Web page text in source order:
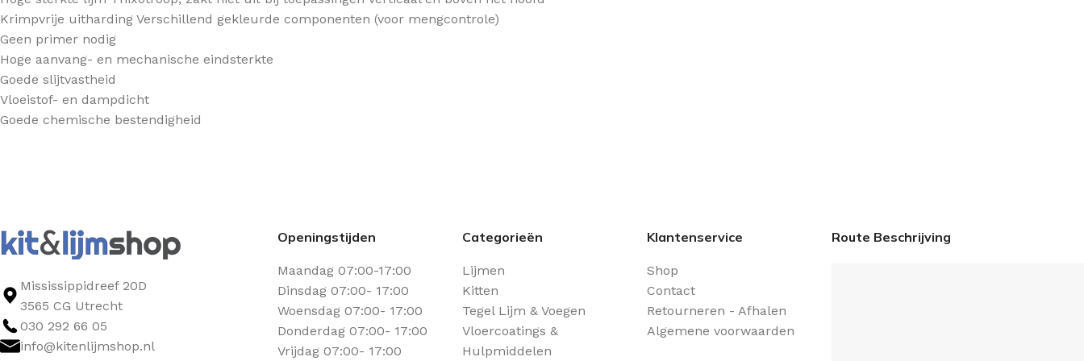
Krimpvrije uitharding Verschillend gekleurde componenten (voor mengcontrole)
Geen primer nodig
Hoge aanvang- en mechanische eindsterkte
Goede slijtvastheid
Vloeistof- en dampdicht
Goede chemische bestendigheid
Mississippidreef 20D
3565 CG Utrecht
030 292 66 05
info@kitenlijmshop.nl
Openingstijden
Maandag 07:00-17:00
Dinsdag 07:00- 17:00
Woensdag 07:00- 17:00
Donderdag 07:00- 17:00
Vrijdag 07:00- 17:00
Categorieën
Lijmen
Kitten
Tegel Lijm & Voegen
Vloercoatings &
Hulpmiddelen
Klantenservice
Shop
Contact
Retourneren - Afhalen
Algemene voorwaarden
Route Beschrijving